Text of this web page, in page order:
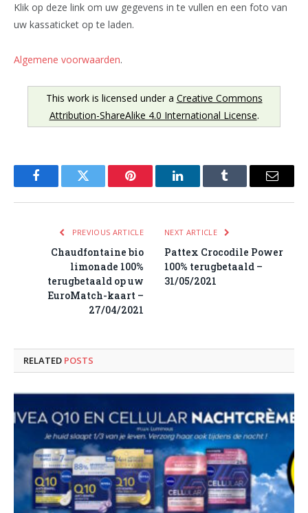
Klik op deze link om uw gegevens in te vullen en een foto van
uw kassaticket op te laden.
Algemene voorwaarden.
This work is licensed under a Creative Commons
Attribution-ShareAlike 4.0 International License.
FacebookTwitter Pinterest LinkedInTumblr Email
PREVIOUS ARTICLE
Chaudfontaine bio
limonade 100%
terugbetaald op uw
EuroMatch-kaart –
27/04/2021
NEXT ARTICLE
Pattex Crocodile Power
100% terugbetaald –
31/05/2021
RELATED POSTS